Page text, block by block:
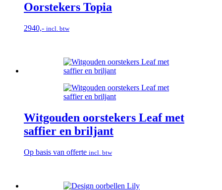
Oorstekers Topia
2940,- incl. btw
Witgouden oorstekers Leaf met
saffier en briljant
Op basis van offerte incl. btw